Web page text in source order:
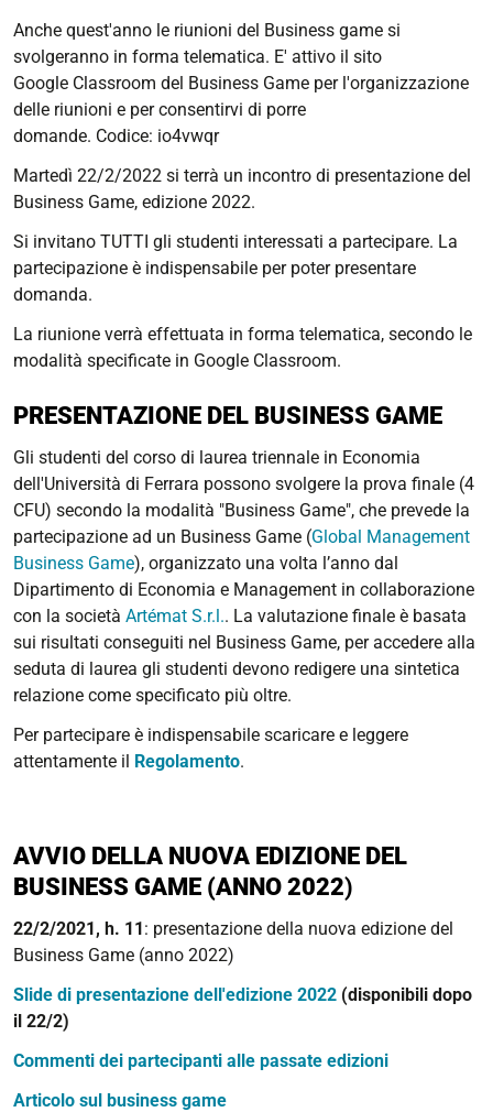
Anche quest'anno le riunioni del Business game si
svolgeranno in forma telematica. E' attivo il sito
Google Classroom del Business Game per l'organizzazione
delle riunioni e per consentirvi di porre
domande. Codice: io4vwqr
Martedì 22/2/2022 si terrà un incontro di presentazione del
Business Game, edizione 2022.
Si invitano TUTTI gli studenti interessati a partecipare. La
partecipazione è indispensabile per poter presentare
domanda.
La riunione verrà effettuata in forma telematica, secondo le
modalità specificate in Google Classroom.
PRESENTAZIONE DEL BUSINESS GAME
Gli studenti del corso di laurea triennale in Economia
dell'Università di Ferrara possono svolgere la prova finale (4
CFU) secondo la modalità "Business Game", che prevede la
partecipazione ad un Business Game (Global Management
Business Game), organizzato una volta l’anno dal
Dipartimento di Economia e Management in collaborazione
con la società Artémat S.r.l.. La valutazione finale è basata
sui risultati conseguiti nel Business Game, per accedere alla
seduta di laurea gli studenti devono redigere una sintetica
relazione come specificato più oltre.
Per partecipare è indispensabile scaricare e leggere
attentamente il Regolamento.
AVVIO DELLA NUOVA EDIZIONE DEL
BUSINESS GAME (ANNO 2022)
22/2/2021, h. 11: presentazione della nuova edizione del
Business Game (anno 2022)
Slide di presentazione dell'edizione 2022 (disponibili dopo
il 22/2)
Commenti dei partecipanti alle passate edizioni
Articolo sul business game